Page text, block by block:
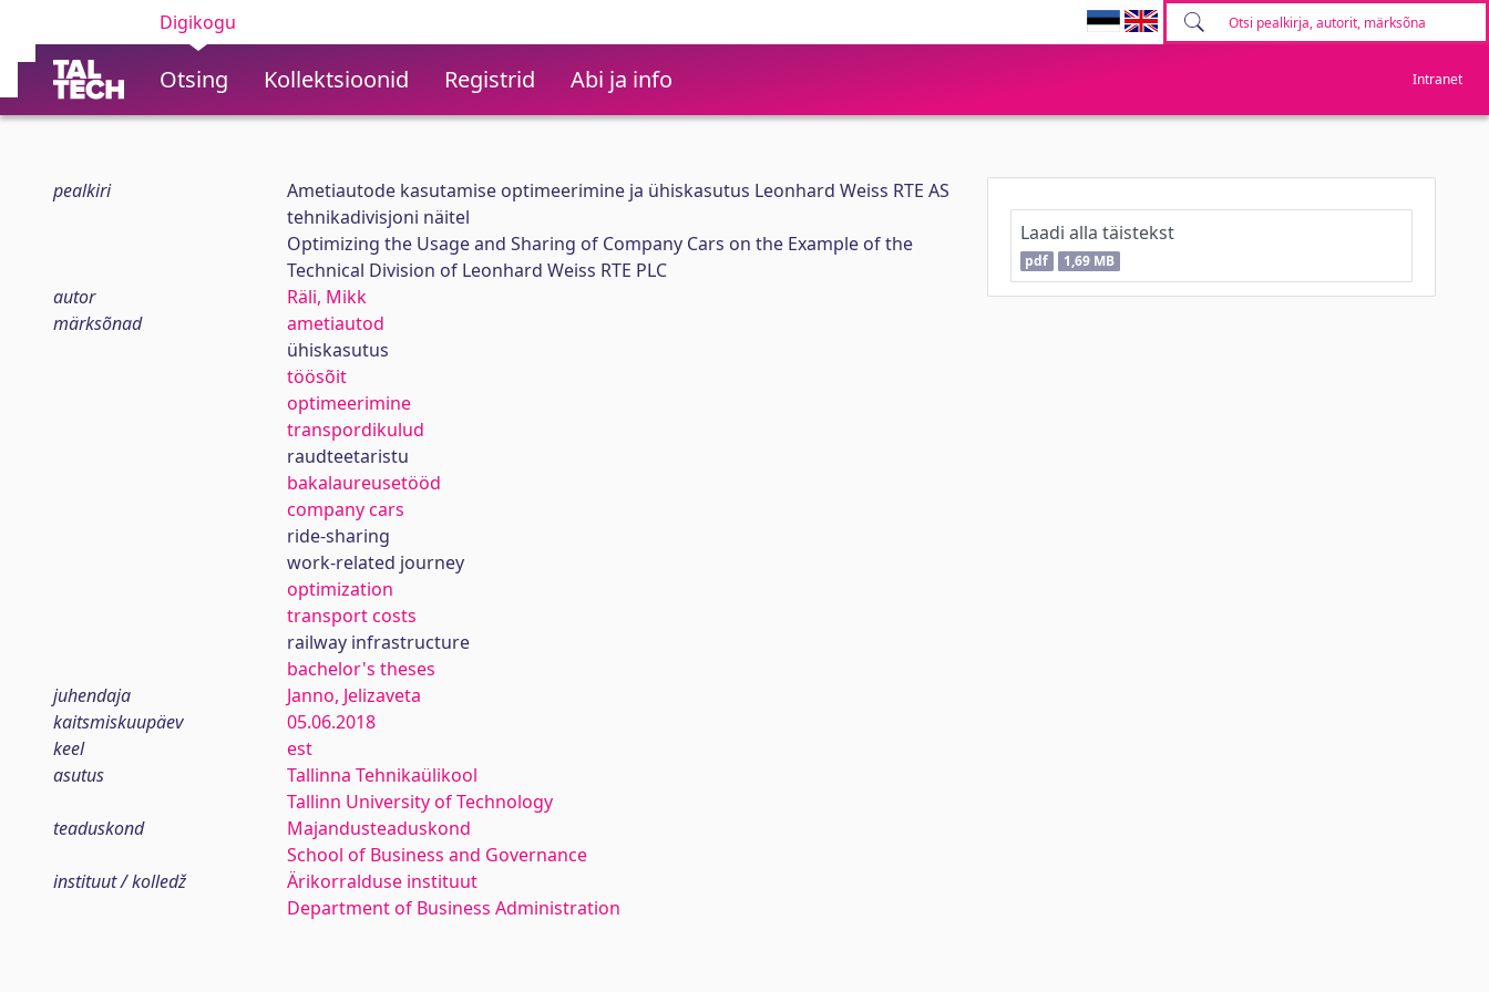
Digikogu
Otsing Kollektsioonid Registrid Abi ja info Intranet
pealkiri
Ametiautode kasutamise optimeerimine ja ühiskasutus Leonhard Weiss RTE AS
tehnikadivisjoni näitel
Optimizing the Usage and Sharing of Company Cars on the Example of the
Technical Division of Leonhard Weiss RTE PLC
autor
Räli, Mikk
märksõnad
ametiautod
ühiskasutus
töösõit
optimeerimine
transpordikulud
raudteetaristu
bakalaureusetööd
company cars
ride-sharing
work-related journey
optimization
transport costs
railway infrastructure
bachelor's theses
juhendaja
Janno, Jelizaveta
kaitsmiskuupäev
05.06.2018
keel
est
asutus
Tallinna Tehnikaülikool
Tallinn University of Technology
teaduskond
Majandusteaduskond
School of Business and Governance
instituut / kolledž
Ärikorralduse instituut
Department of Business Administration
Laadi alla täistekst
pdf 1,69 MB